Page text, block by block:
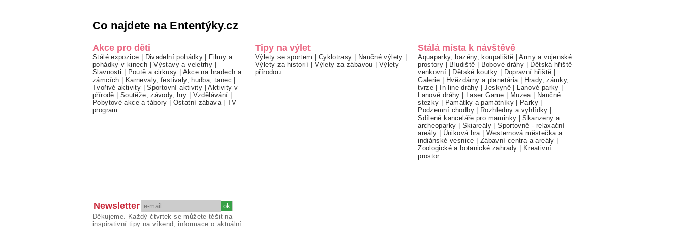
Co najdete na Ententýky.cz
Akce pro děti
Stálé expozice | Divadelní pohádky | Filmy a
pohádky v kinech |Výstavy a veletrhy |
Slavnosti | Poutě a cirkusy | Akce na hradech a
zámcích | Karnevaly, festivaly, hudba, tanec |
Tvořivé aktivity |Sportovní aktivity |Aktivity v
přírodě | Soutěže, závody, hry | Vzdělávání |
Pobytové akce a tábory | Ostatní zábava |TV
program
Tipy na výlet
Výlety se sportem | Cyklotrasy | Naučné výlety |
Výlety za historií |Výlety za zábavou | Výlety
přírodou
Stálá místa k návštěvě
Aquaparky, bazény, koupaliště |Army a vojenské
prostory | Bludiště | Bobové dráhy | Dětská hřiště
venkovní | Dětské koutky | Dopravní hřiště |
Galerie | Hvězdárny a planetária | Hrady, zámky,
tvrze | In-line dráhy |Jeskyně | Lanové parky |
Lanové dráhy | Laser Game | Muzea | Naučné
stezky | Památky a památníky| Parky |
Podzemní chodby| Rozhledny a vyhlídky |
Sdílené kanceláře pro maminky |Skanzeny a
archeoparky | Skiareály |Sportovně - relaxační
areály | Úniková hra |Westernová městečka a
indiánské vesnice | Zábavní centra a areály |
Zoologické a botanické zahrady | Kreativní
prostor
Newsletter
Děkujeme. Každý čtvrtek se můžete těšit na
inspirativní tipy na víkend, informace o aktuální